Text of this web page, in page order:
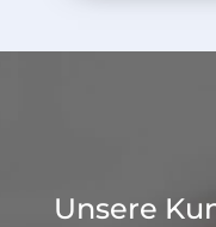
Unsere